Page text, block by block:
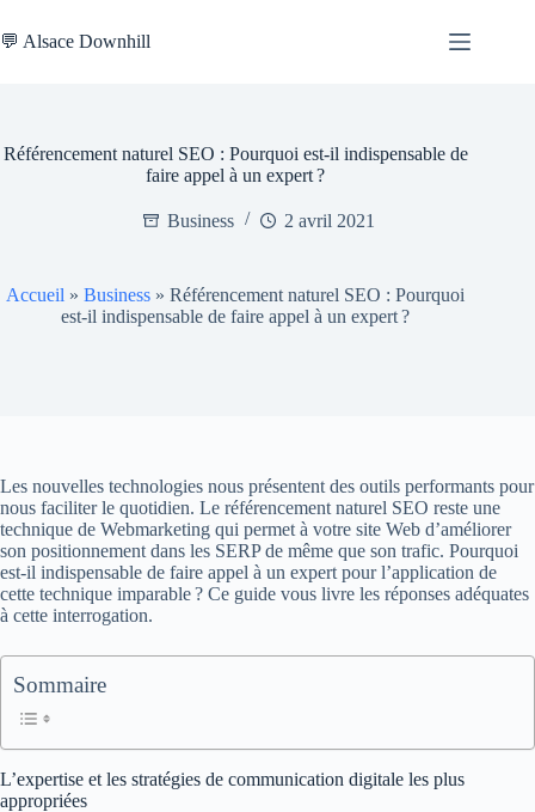
au
contenu
💬 Alsace Downhill
Référencement naturel SEO : Pourquoi est-il indispensable de
faire appel à un expert ?
Business 2 avril 2021
Accueil »Business »Référencement naturel SEO : Pourquoi
est-il indispensable de faire appel à un expert ?
Les nouvelles technologies nous présentent des outils performants pour
nous faciliter le quotidien. Le référencement naturel SEO reste une
technique de Webmarketing qui permet à votre site Web d’améliorer
son positionnement dans les SERP de même que son trafic. Pourquoi
est-il indispensable de faire appel à un expert pour l’application de
cette technique imparable ? Ce guide vous livre les réponses adéquates
à cette interrogation.
Sommaire
L’expertise et les stratégies de communication digitale les plus
appropriées